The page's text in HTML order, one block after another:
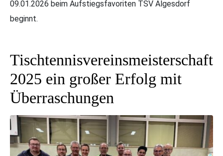
09.01.2026 beim Aufstiegsfavoriten TSV Algesdorf
beginnt.
Tischtennisvereinsmeisterschaft
2025 ein großer Erfolg mit
Überraschungen